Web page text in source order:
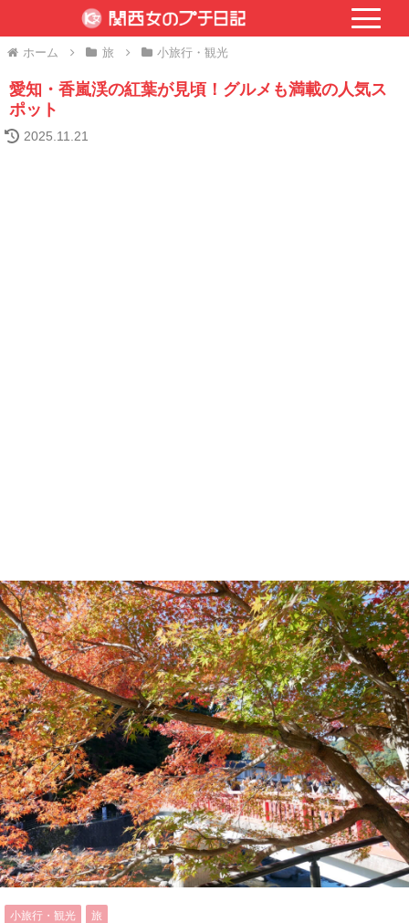
ホーム 旅 小旅行・観光
愛知・香嵐渓の紅葉が見頃！グルメも満載の人気ス
ポット
2025.11.21
小旅行・観光 旅